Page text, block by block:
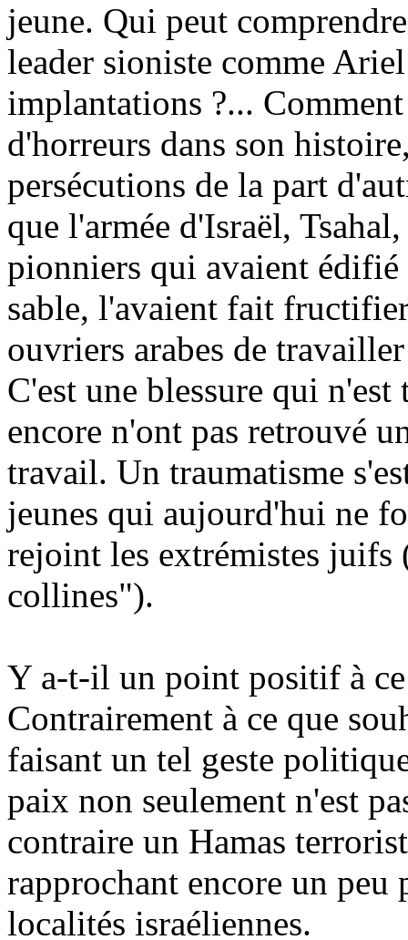
jeune. Qui peut
leader sioniste comme
implantations ?...
d'horreurs dans son
persécutions de la part
que l'armée d'Israël,
pionniers qui avaient édifié
sable, l'avaient fait
ouvriers arabes de
C'est une blessure qui
encore n'ont pas retrouvé
travail. Un traumatisme
jeunes qui aujourd'hui ne
rejoint les extrémistes juifs
collines").
Y a-t-il un point positif à ce
Contrairement à ce que
faisant un tel geste
paix non seulement n'est
contraire un Hamas
rapprochant encore un peu
localités israéliennes.